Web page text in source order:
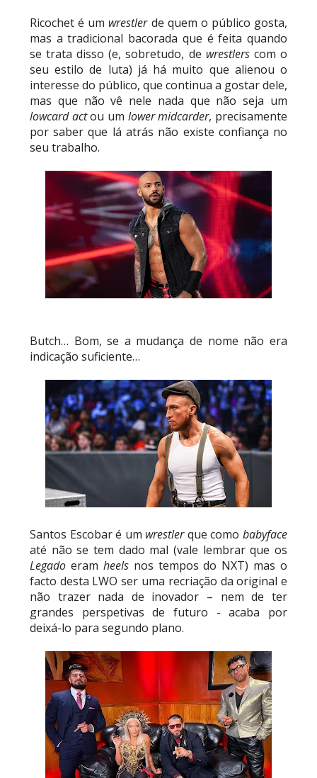
Ricochet é um wrestler de quem o público gosta,
mas a tradicional bacorada que é feita quando
se trata disso (e, sobretudo, de wrestlers com o
seu estilo de luta) já há muito que alienou o
interesse do público, que continua a gostar dele,
mas que não vê nele nada que não seja um
lowcard actou um lower midcarder, precisamente
por saber que lá atrás não existe confiança no
seu trabalho.
Butch… Bom, se a mudança de nome não era
indicação suficiente…
Santos Escobar é um wrestlerque comobabyface
até não se tem dado mal (vale lembrar que os
Legado eram heels nos tempos do NXT) mas o
facto desta LWO ser uma recriação da original e
não trazer nada de inovador – nem de ter
grandes perspetivas de futuro - acaba por
deixá-lo para segundo plano.